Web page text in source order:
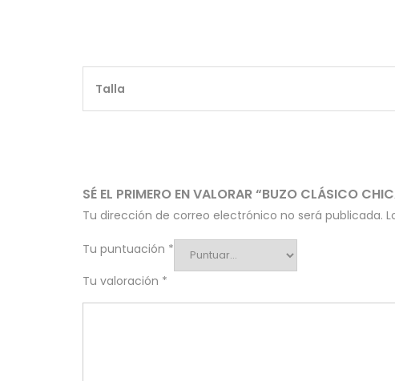
Talla
SÉ EL PRIMERO EN VALORAR “BUZO CLÁSICO
Tu dirección de correo electrónico no será publicada.
Tu puntuación *
Tu valoración *